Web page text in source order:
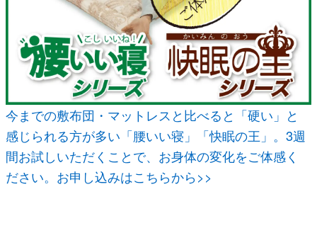
今までの敷布団・マットレスと比べると「硬い」と
感じられる方が多い「腰いい寝」「快眠の王」。3週
間お試しいただくことで、お身体の変化をご体感く
ださい。お申し込みはこちらから>>